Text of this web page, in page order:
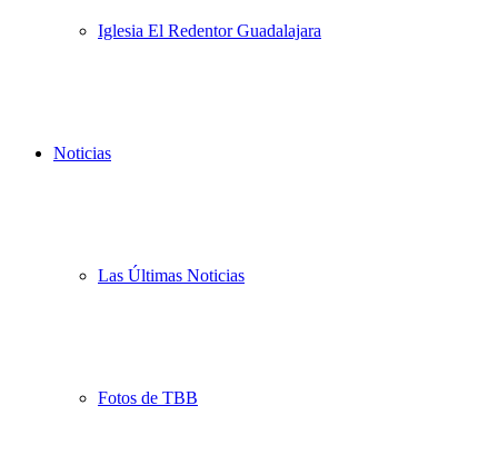
Iglesia El Redentor Guadalajara
Noticias
Las Últimas Noticias
Fotos de TBB